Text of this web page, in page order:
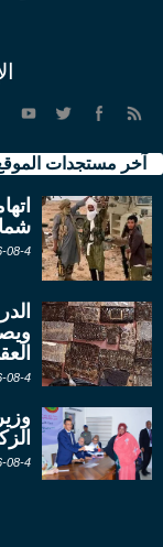
آخر مستجدات
2026-08-4
2026-08-4
2026-08-4